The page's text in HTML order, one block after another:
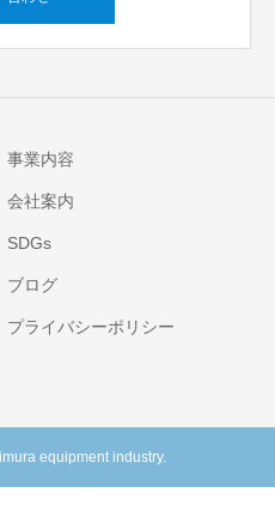
事業内容
会社案内
SDGs
ブログ
プライバシーポリシー
equipment industry.